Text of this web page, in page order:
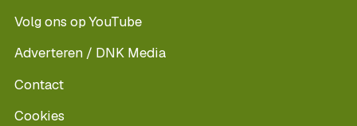
Volg ons op YouTube
Adverteren / DNK Media
Contact
Cookies